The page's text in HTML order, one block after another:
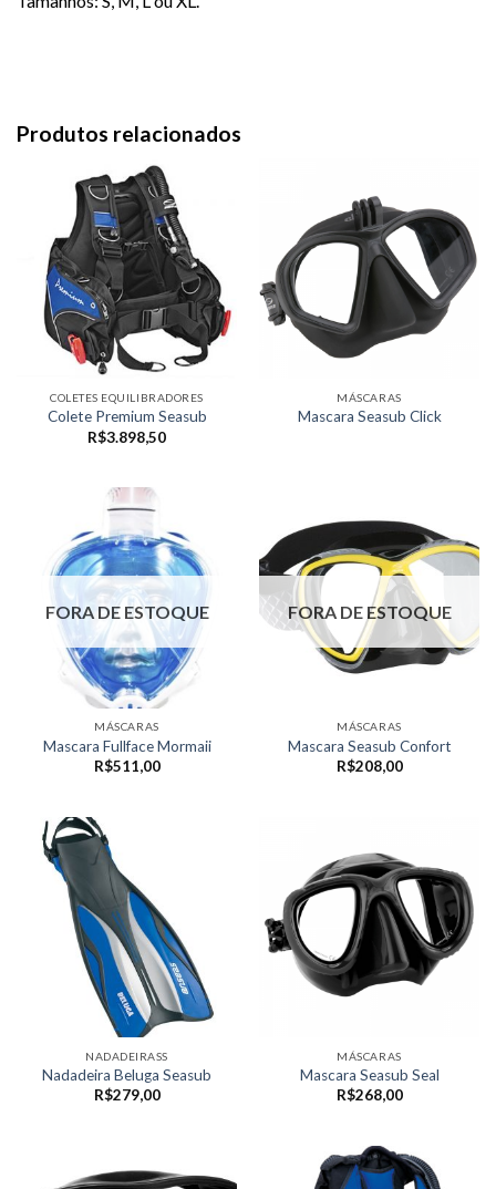
Produtos relacionados
COLETES EQUILIBRADORES
Colete Premium Seasub
R$3.898,50
MÁSCARAS
Mascara Seasub Click
FORA DE ESTOQUE
MÁSCARAS
Mascara Fullface Mormaii
R$511,00
FORA DE ESTOQUE
MÁSCARAS
Mascara Seasub Confort
R$208,00
NADADEIRASS
Nadadeira Beluga Seasub
R$279,00
MÁSCARAS
Mascara Seasub Seal
R$268,00